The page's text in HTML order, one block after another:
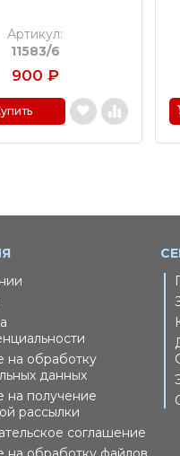
Артикул:
11583/6
900 ₽
на обработку
данных
на получение
рассылки
соглашение